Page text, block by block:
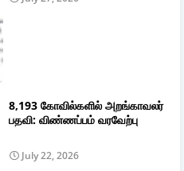
8,193 கோவில்களில் அறங்காவலர்
பதவி: விண்ணப்பம் வரவேற்பு
July 22, 2026